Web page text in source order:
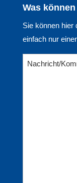
Was
Sie können hier
einfach nur
Nachricht/